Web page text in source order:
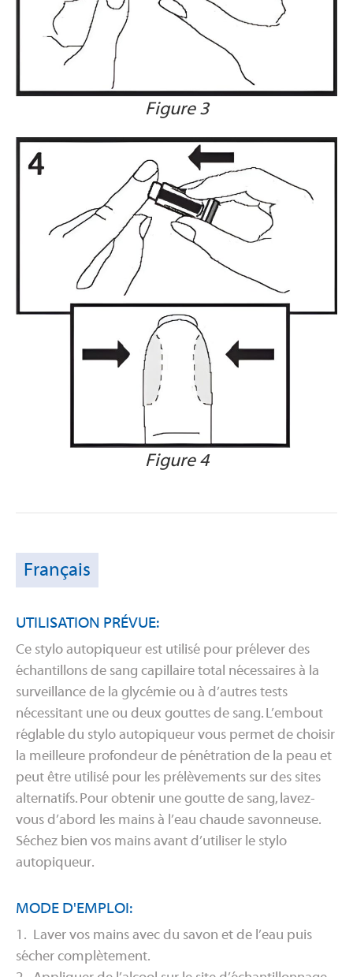
Figure 3
Figure 4
Français
UTILISATION PRÉVUE:
Ce stylo autopiqueur est utilisé pour prélever des
échantillons de sang capillaire total nécessaires à la
surveillance de la glycémie ou à d’autres tests
nécessitant une ou deux gouttes de sang. L’embout
réglable du stylo autopiqueur vous permet de choisir
la meilleure profondeur de pénétration de la peau et
peut être utilisé pour les prélèvements sur des sites
alternatifs. Pour obtenir une goutte de sang, lavez-
vous d’abord les mains à l’eau chaude savonneuse.
Séchez bien vos mains avant d’utiliser le stylo
autopiqueur.
MODE D'EMPLOI:
1. Laver vos mains avec du savon et de l’eau puis
sécher complètement.